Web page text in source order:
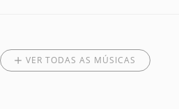
VER TODAS AS MÚSICAS